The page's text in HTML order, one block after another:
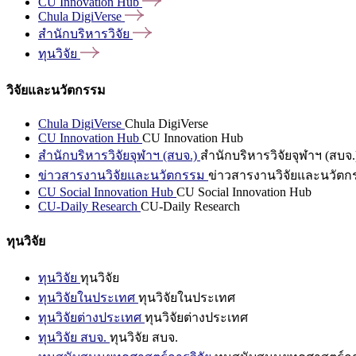
Chula DigiVerse
สำนักบริหารวิจัย
ทุนวิจัย
วิจัยและนวัตกรรม
Chula DigiVerse Chula DigiVerse
CU Innovation Hub CU Innovation Hub
สำนักบริหารวิจัยจุฬาฯ (สบจ.) สำนักบริหารวิจัยจุฬาฯ (สบจ
ข่าวสารงานวิจัยและนวัตกรรม ข่าวสารงานวิจัยและนวัตก
CU Social Innovation Hub CU Social Innovation Hub
CU-Daily Research CU-Daily Research
ทุนวิจัย
ทุนวิจัย ทุนวิจัย
ทุนวิจัยในประเทศ ทุนวิจัยในประเทศ
ทุนวิจัยต่างประเทศ ทุนวิจัยต่างประเทศ
ทุนวิจัย สบจ. ทุนวิจัย สบจ.